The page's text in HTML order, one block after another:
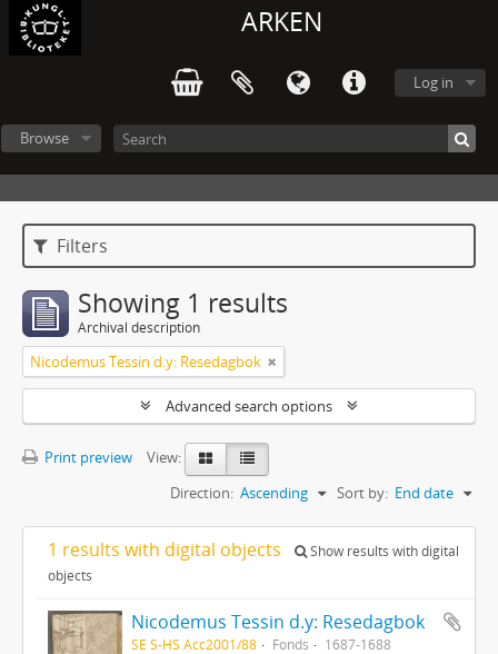
ARKEN
Log in
Browse
Filters
Showing 1 results
Archival description
Nicodemus Tessin d.y: Resedagbok
Advanced search options
Print preview
View:
Sort by: End date
Direction: Ascending
1 results with digital objects
Show results with digital
objects
Nicodemus Tessin d.y: Resedagbok
SE S-HS Acc2001/88 Fonds 1687-1688